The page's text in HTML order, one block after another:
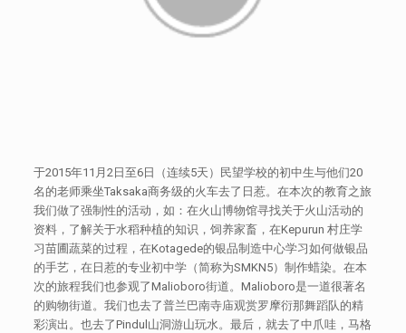
于2015年11月2日至6日（连续5天）民望学校的初中生与他们20
名的老师乘坐Taksaka商务级的火车去了日惹。在本次的教育之旅
我们做了强制性的活动，如：在火山博物馆寻找关于火山活动的
资料，了解关于水稻种植的知识，饲养家畜，在Kepurun 村庄学
习苗圃蔬菜的过程，在Kotagede的银品制造中心学习如何做银品
的手艺，在日惹的专业初中学（简称为SMKN5）制作蜡染。在本
次的旅程我们也参观了Malioboro街道。Malioboro是一道很著名
的购物街道。我们也去了普兰巴南寺庙观赏罗摩衍那舞蹈队的精
彩演出。也去了Pindul山洞游山玩水。最后，就去了中爪哇，马格